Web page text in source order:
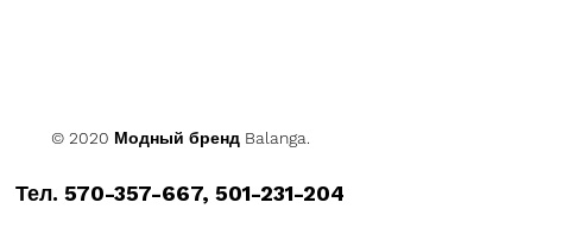
© 2020 Модный бренд Balanga.
Тел. 570-357-667, 501-231-204